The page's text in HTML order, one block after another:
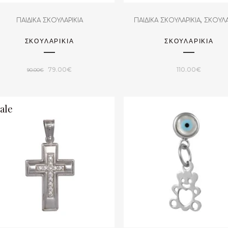
ΠΑΙΔΙΚΑ ΣΚΟΥΛΑΡΙΚΙΑ
ΣΚΟΥΛΑΡΙΚΙΑ
90.00€
Original
79.00€
ΠΑΙΔΙΚΑ ΣΚΟΥΛΑΡΙΚΙΑ,
ΣΚΟΥΛΑΡΙΚΙΑ
110.00€